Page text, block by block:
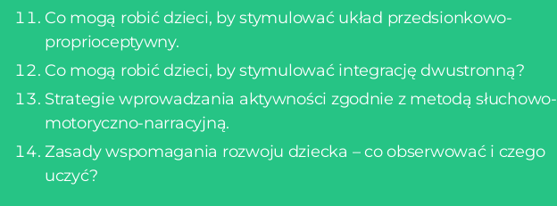
Co mogą robić dzieci, by stymulować układ przedsionkowo-
proprioceptywny.
Co mogą robić dzieci, by stymulować integrację dwustronną?
Strategie wprowadzania aktywności zgodnie z metodą słuchowo-
motoryczno-narracyjną.
Zasady wspomagania rozwoju dziecka – co obserwować i czego
uczyć?